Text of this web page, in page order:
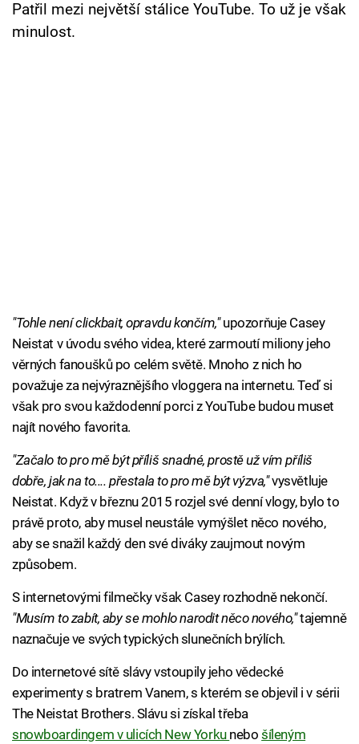
Přihlášení
Patřil mezi největší stálice YouTube. To už je však
minulost.
"Tohle není clickbait, opravdu končím,"upozorňuje Casey
Neistat v úvodu svého videa, které zarmoutí miliony jeho
věrných fanoušků po celém světě. Mnoho z nich ho
považuje za nejvýraznějšího vloggera na internetu. Teď si
však pro svou každodenní porci z YouTube budou muset
najít nového favorita.
"Začalo to pro mě být příliš snadné, prostě už vím příliš
dobře, jak na to.... přestala to pro mě být výzva,"vysvětluje
Neistat. Když v březnu 2015 rozjel své denní vlogy, bylo to
právě proto, aby musel neustále vymýšlet něco nového,
aby se snažil každý den své diváky zaujmout novým
způsobem.
S internetovými filmečky však Casey rozhodně nekončí.
"Musím to zabít, aby se mohlo narodit něco nového,"tajemně
naznačuje ve svých typických slunečních brýlích.
Do internetové sítě slávy vstoupily jeho vědecké
experimenty s bratrem Vanem, s kterém se objevil i v sérii
The Neistat Brothers. Slávu si získal třeba
snowboardingem v ulicích New Yorku nebošíleným